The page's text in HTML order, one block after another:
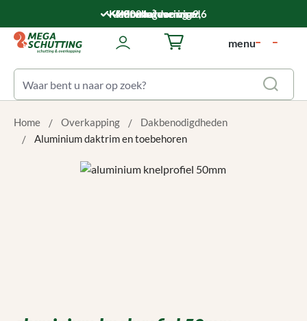
Ga naar de hoofdinhoud5.000 m² voorraad
Snelle levering
Montageservice
Klantwaardering: 9,6
menu
Winkelwagentje bevat 0
Home Overkapping
Dakbenodigdheden
Aluminium daktrim en toebehoren
Afbeeldingengalerij overslaan